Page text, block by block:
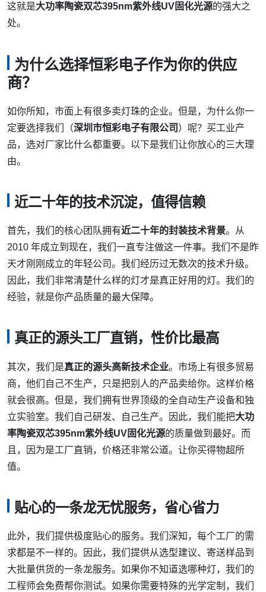
这就是大功率陶瓷双芯395nm紫外线UV固化光源的强大之
处。
为什么选择恒彩电子作为你的供应
商？
如你所知，市面上有很多卖灯珠的企业。但是，为什么你一
定要选择我们（深圳市恒彩电子有限公司 ）呢？买工业产
品，选对厂家比什么都重要。以下是我们让你放心的三大理
由。
近二十年的技术沉淀，值得信赖
首先，我们的核心团队拥有近二十年的封装技术背景。从
2010 年成立到现在，我们一直专注做这一件事。我们不是昨
天才刚刚成立的年轻公司。我们经历过无数次的技术升级。
因此，我们非常清楚什么样的灯才是真正好用的灯。我们的
经验，就是你产品质量的最大保障。
真正的源头工厂直销，性价比最高
其次，我们是真正的源头高新技术企业。市场上有很多贸易
商，他们自己不生产，只是把别人的产品卖给你。这样价格
就会很高。但是，我们拥有世界顶级的全自动生产设备和独
立实验室。我们自己研发、自己生产。因此，我们能把大功
率陶瓷双芯395nm紫外线UV固化光源的质量做到最好。而
且，因为是工厂直销，价格还非常公道。让你买得物超所
值。
贴心的一条龙无忧服务，省心省力
此外，我们提供极度贴心的服务。我们深知，每个工厂的需
求都是不一样的。因此，我们提供从选型建议、寄送样品到
大批量供货的一条龙服务。如果你不知道选哪种灯，我们的
工程师会免费帮你测试。如果你需要特殊的光学定制，我们